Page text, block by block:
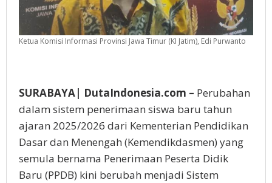
Ketua Komisi Informasi Provinsi Jawa Timur (KI Jatim), Edi Purwanto
SURABAYA| DutaIndonesia.com – Perubahan
dalam sistem penerimaan siswa baru tahun
ajaran 2025/2026 dari Kementerian Pendidikan
Dasar dan Menengah (Kemendikdasmen) yang
semula bernama Penerimaan Peserta Didik
Baru (PPDB) kini berubah menjadi Sistem